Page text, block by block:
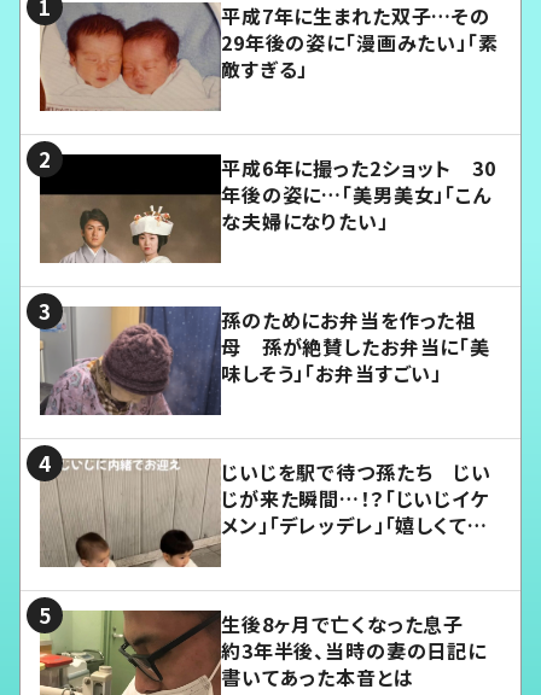
平成7年に生まれた双子…その
29年後の姿に「漫画みたい」「素
敵すぎる」
平成6年に撮った2ショット 30
年後の姿に…「美男美女」「こん
な夫婦になりたい」
孫のためにお弁当を作った祖
母 孫が絶賛したお弁当に「美
味しそう」「お弁当すごい」
じいじを駅で待つ孫たち じい
じが来た瞬間…！？「じいじイケ
メン」「デレッデレ」「嬉しくて可
生後8ヶ月で亡くなった息子
約3年半後、当時の妻の日記に
書いてあった本音とは